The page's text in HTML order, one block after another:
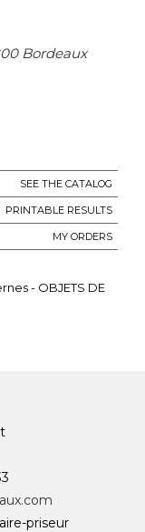
Bordeaux
SEE THE CATALOG
PRINTABLE RESULTS
MY ORDERS
- OBJETS DE
priseur